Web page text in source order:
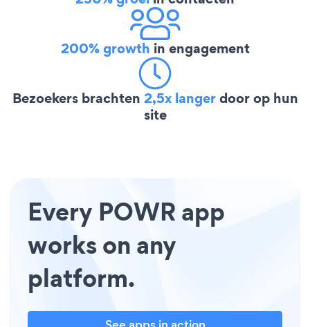
200% growth in engagement
Bezoekers brachten 2,5x langerdoor op hun
site
Every POWR app
works on any
platform.